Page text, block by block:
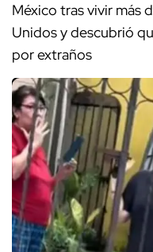
México tras vivir más
Unidos y descubrió
por extraños